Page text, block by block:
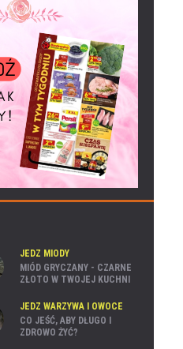
JEDZ MIODY
MIÓD GRYCZANY - CZARNE
ZŁOTO W TWOJEJ KUCHNI
JEDZ WARZYWA I OWOCE
CO JEŚĆ, ABY DŁUGO I
ZDROWO ŻYĆ?